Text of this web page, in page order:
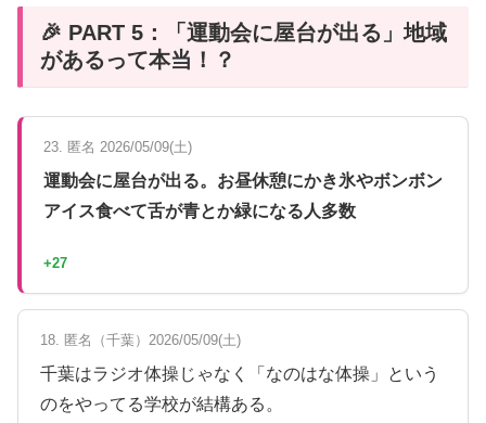
🎉 PART 5：「運動会に屋台が出る」地域
があるって本当！？
23. 匿名 2026/05/09(土)
運動会に屋台が出る。お昼休憩にかき氷やボンボン
アイス食べて舌が青とか緑になる人多数
+27
18. 匿名（千葉）2026/05/09(土)
千葉はラジオ体操じゃなく「なのはな体操」という
のをやってる学校が結構ある。